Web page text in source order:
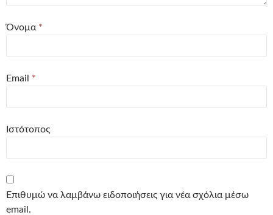
Όνομα *
Email *
Ιστότοπος
Επιθυμώ να λαμβάνω ειδοποιήσεις για νέα σχόλια μέσω
email.